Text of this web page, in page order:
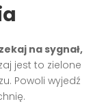
na sygnał,
jest to zielone
Powoli wyjedź